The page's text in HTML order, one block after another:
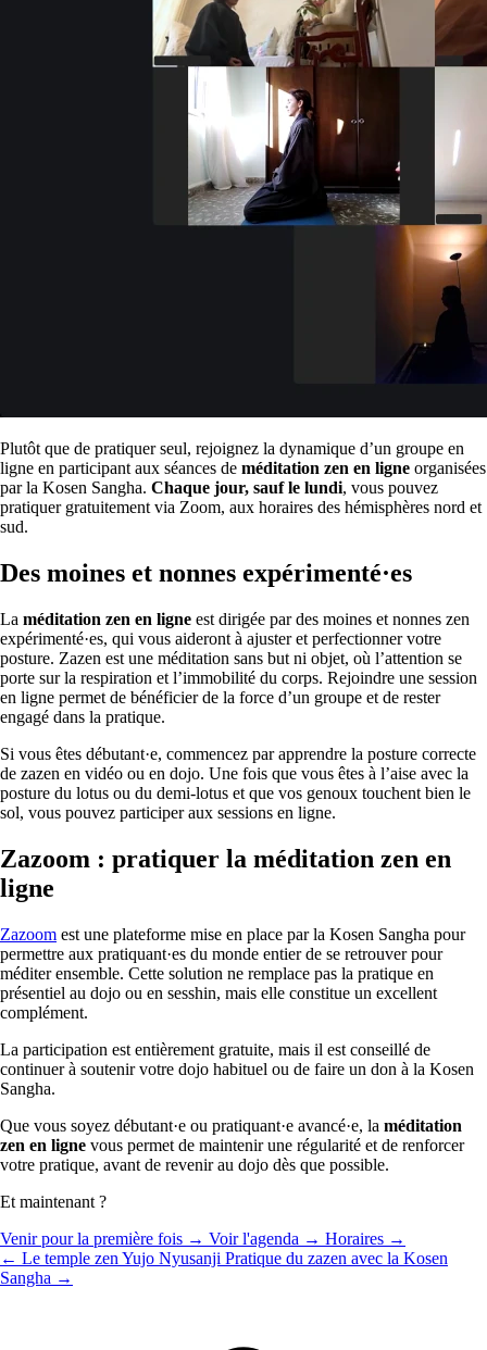
Plutôt que de pratiquer seul, rejoignez la dynamique d’un groupe en
ligne en participant aux séances de méditation zen en ligne organisées
par la Kosen Sangha. Chaque jour, sauf le lundi, vous pouvez
pratiquer gratuitement via Zoom, aux horaires des hémisphères nord et
sud.
Des moines et nonnes expérimenté·es
La méditation zen en ligne est dirigée par des moines et nonnes zen
expérimenté·es, qui vous aideront à ajuster et perfectionner votre
posture. Zazen est une méditation sans but ni objet, où l’attention se
porte sur la respiration et l’immobilité du corps. Rejoindre une session
en ligne permet de bénéficier de la force d’un groupe et de rester
engagé dans la pratique.
Si vous êtes débutant·e, commencez par apprendre la posture correcte
de zazen en vidéo ou en dojo. Une fois que vous êtes à l’aise avec la
posture du lotus ou du demi-lotus et que vos genoux touchent bien le
sol, vous pouvez participer aux sessions en ligne.
Zazoom : pratiquer la méditation zen en
ligne
Zazoom est une plateforme mise en place par la Kosen Sangha pour
permettre aux pratiquant·es du monde entier de se retrouver pour
méditer ensemble. Cette solution ne remplace pas la pratique en
présentiel au dojo ou en sesshin, mais elle constitue un excellent
complément.
La participation est entièrement gratuite, mais il est conseillé de
continuer à soutenir votre dojo habituel ou de faire un don à la Kosen
Sangha.
Que vous soyez débutant·e ou pratiquant·e avancé·e, la méditation
zen en ligne vous permet de maintenir une régularité et de renforcer
votre pratique, avant de revenir au dojo dès que possible.
Et maintenant ?
Venir pour la première fois → Voir l'agenda → Horaires →
← Le temple zen Yujo Nyusanji Pratique du zazen avec la Kosen
Sangha →